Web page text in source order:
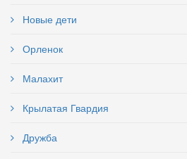
Новые дети
Орленок
Малахит
Крылатая Гвардия
Дружба